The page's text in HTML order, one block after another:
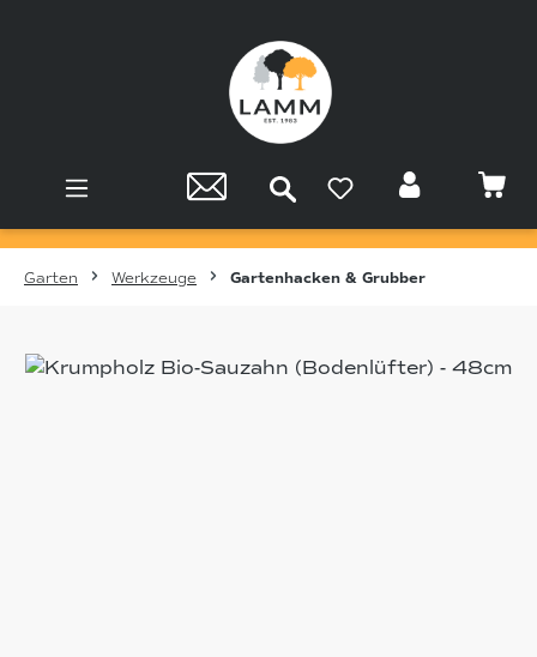
Garten Werkzeuge Gartenhacken & Grubber
Bildergalerie überspringen